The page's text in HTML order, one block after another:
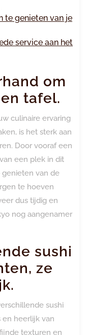
te genieten van je
service aan het
om
tafel.
culinaire ervaring
is het sterk aan
Door vooraf een
een plek in dit
van de
te hoeven
dus tijdig en
nog aangenamer
sushi
ze
sushi
en heerlijk van
texturen en